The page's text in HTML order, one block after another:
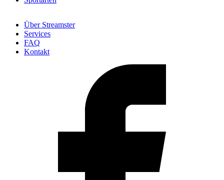
Über Streamster
Services
FAQ
Kontakt